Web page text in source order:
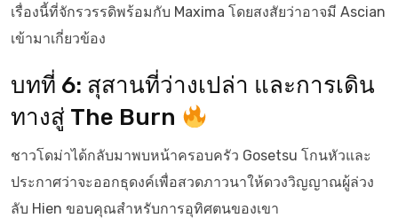
เรื่องนี้ที่จักรวรรดิพร้อมกับ Maxima โดยสงสัยว่าอาจมี Ascian
เข้ามาเกี่ยวข้อง
บทที่ 6: สุสานที่ว่างเปล่า และการเดิน
ทางสู่ The Burn
ชาวโดม่าได้กลับมาพบหน้าครอบครัว Gosetsu โกนหัวและ
ประกาศว่าจะออกธุดงค์เพื่อสวดภาวนาให้ดวงวิญญาณผู้ล่วง
ลับ Hien ขอบคุณสำหรับการอุทิศตนของเขา